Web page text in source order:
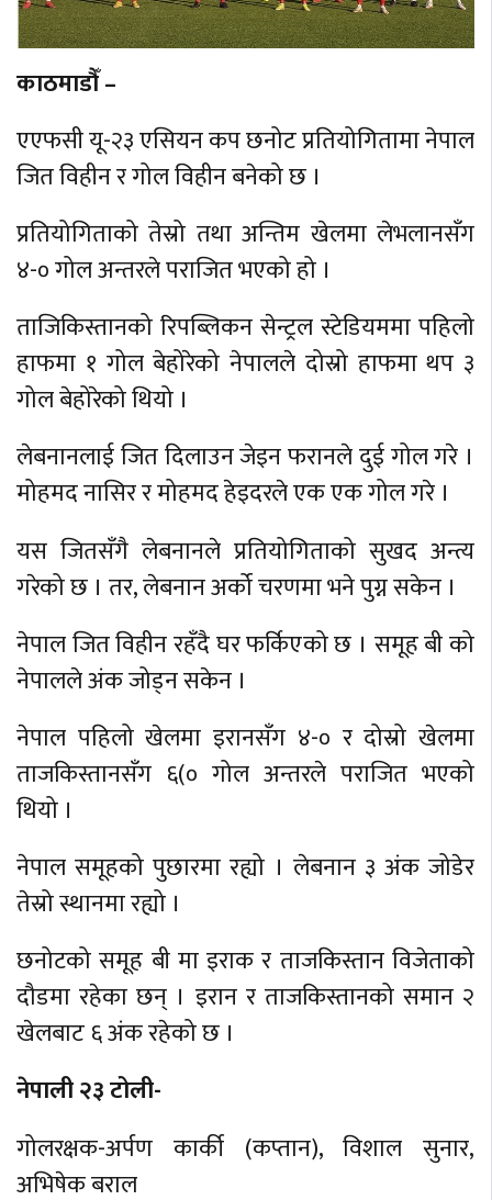
काठमाडौँ –
एएफसी यू-२३ एसियन कप छनोट प्रतियोगितामा नेपाल
जित विहीन र गोल विहीन बनेको छ ।
प्रतियोगिताको तेस्रो तथा अन्तिम खेलमा लेभलानसँग
४-० गोल अन्तरले पराजित भएको हो ।
ताजिकिस्तानको रिपब्लिकन सेन्ट्रल स्टेडियममा पहिलो
हाफमा १ गोल बेहोरेको नेपालले दोस्रो हाफमा थप ३
गोल बेहोरेको थियो ।
लेबनानलाई जित दिलाउन जेइन फरानले दुई गोल गरे ।
मोहमद नासिर र मोहमद हेइदरले एक एक गोल गरे ।
यस जितसँगै लेबनानले प्रतियोगिताको सुखद अन्त्य
गरेको छ । तर, लेबनान अर्को चरणमा भने पुग्न सकेन ।
नेपाल जित विहीन रहँदै घर फर्किएको छ । समूह बी को
नेपालले अंक जोड्न सकेन ।
नेपाल पहिलो खेलमा इरानसँग ४-० र दोस्रो खेलमा
ताजकिस्तानसँग ६(० गोल अन्तरले पराजित भएको
थियो ।
नेपाल समूहको पुछारमा रह्यो । लेबनान ३ अंक जोडेर
तेस्रो स्थानमा रह्यो ।
छनोटको समूह बी मा इराक र ताजकिस्तान विजेताको
दौडमा रहेका छन् । इरान र ताजकिस्तानको समान २
खेलबाट ६ अंक रहेको छ ।
नेपाली २३ टोली-
गोलरक्षक-अर्पण कार्की (कप्तान), विशाल सुनार,
अभिषेक बराल